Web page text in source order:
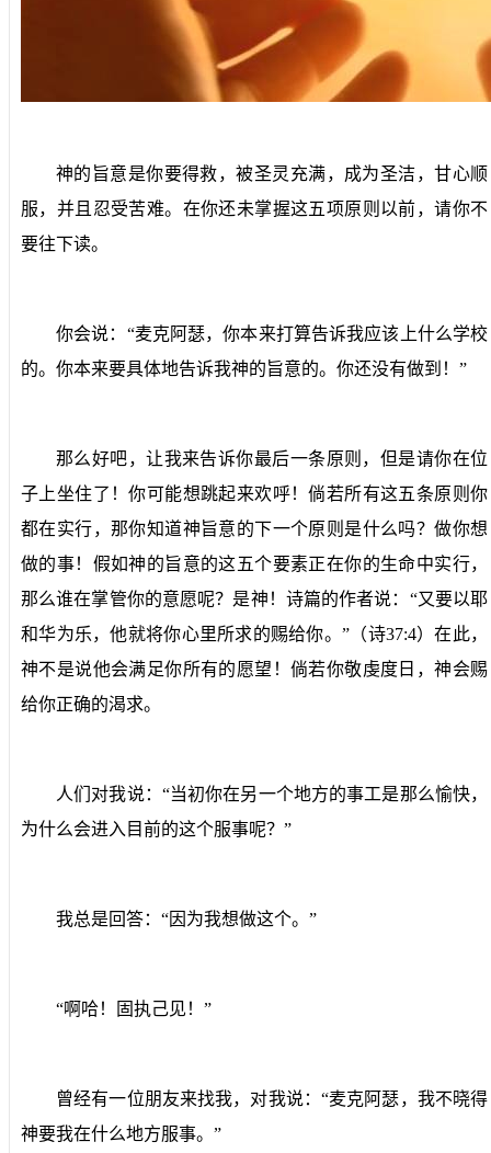
神的旨意是你要得救，被圣灵充满，成为圣洁，甘心顺
服，并且忍受苦难。在你还未掌握这五项原则以前，请你不
要往下读。
你会说：“麦克阿瑟，你本来打算告诉我应该上什么学校
的。你本来要具体地告诉我神的旨意的。你还没有做到！”
那么好吧，让我来告诉你最后一条原则，但是请你在位
子上坐住了！你可能想跳起来欢呼！倘若所有这五条原则你
都在实行，那你知道神旨意的下一个原则是什么吗？做你想
做的事！假如神的旨意的这五个要素正在你的生命中实行，
那么谁在掌管你的意愿呢？是神！诗篇的作者说：“又要以耶
和华为乐，他就将你心里所求的赐给你。”（诗37:4）在此，
神不是说他会满足你所有的愿望！倘若你敬虔度日，神会赐
给你正确的渴求。
人们对我说：“当初你在另一个地方的事工是那么愉快，
为什么会进入目前的这个服事呢？”
我总是回答：“因为我想做这个。”
“啊哈！固执己见！”
曾经有一位朋友来找我，对我说：“麦克阿瑟，我不晓得
神要我在什么地方服事。”